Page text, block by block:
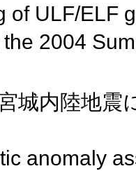
of ULF/ELF
2004
城内陸地震
anomaly